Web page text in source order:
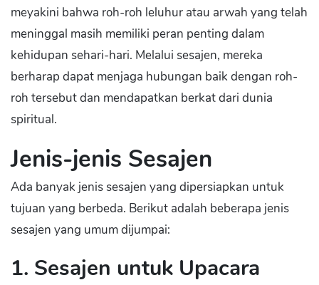
meyakini bahwa roh-roh leluhur atau arwah yang telah
meninggal masih memiliki peran penting dalam
kehidupan sehari-hari. Melalui sesajen, mereka
berharap dapat menjaga hubungan baik dengan roh-
roh tersebut dan mendapatkan berkat dari dunia
spiritual.
Jenis-jenis Sesajen
Ada banyak jenis sesajen yang dipersiapkan untuk
tujuan yang berbeda. Berikut adalah beberapa jenis
sesajen yang umum dijumpai:
1. Sesajen untuk Upacara